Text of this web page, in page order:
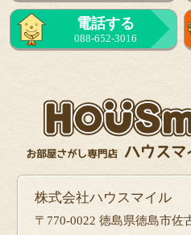
電話する
088-652-3016
株式会社ハウスマイル
〒770-0022 徳島県徳島市佐